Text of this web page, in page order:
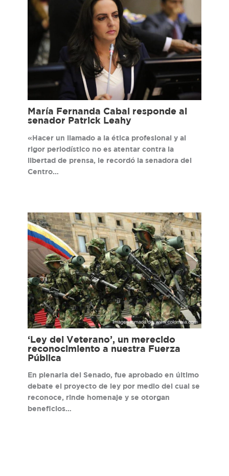
María Fernanda Cabal responde al
senador Patrick Leahy
«Hacer un llamado a la ética profesional y al
rigor periodístico no es atentar contra la
libertad de prensa, le recordó la senadora del
Centro…
‘Ley del Veterano’, un merecido
reconocimiento a nuestra Fuerza
Pública
En plenaria del Senado, fue aprobado en último
debate el proyecto de ley por medio del cual se
reconoce, rinde homenaje y se otorgan
beneficios…